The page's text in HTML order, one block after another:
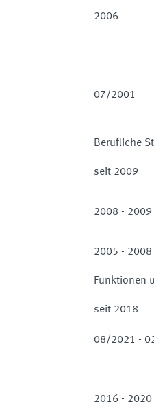
2006
07/2001
Berufliche
seit 2009
2008 - 2009
2005 - 2008
Funktionen
seit 2018
08/2021 -
2016 - 2020